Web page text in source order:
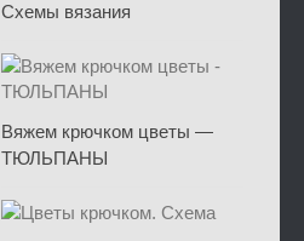
Схемы вязания
Вяжем крючком цветы —
ТЮЛЬПАНЫ